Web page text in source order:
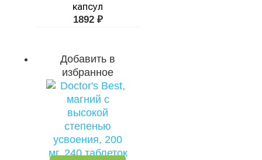
капсул
1892 ₽
Добавить в
избранное